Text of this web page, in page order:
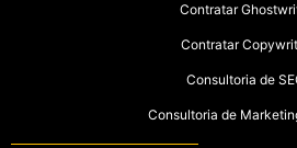
Contratar
Contratar
Consultoria de
Consultoria de